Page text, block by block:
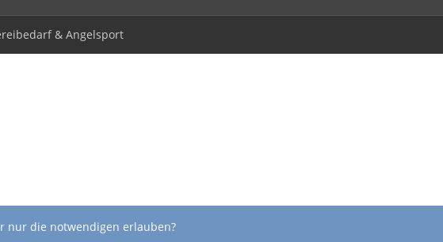
& Angelsport
nur die notwendigen erlauben?